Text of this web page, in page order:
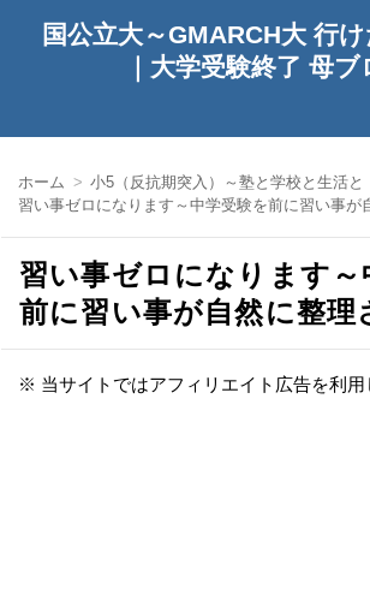
国公立大～GMARCH大 行
｜大学受験終了 母
ホーム
小5（反抗期突入）～塾と学校と生活と
習い事ゼロになります～中学受験を前に習い事が
習い事ゼロになります～
前に習い事が自然に整理
※ 当サイトではアフィリエイト広告を利用